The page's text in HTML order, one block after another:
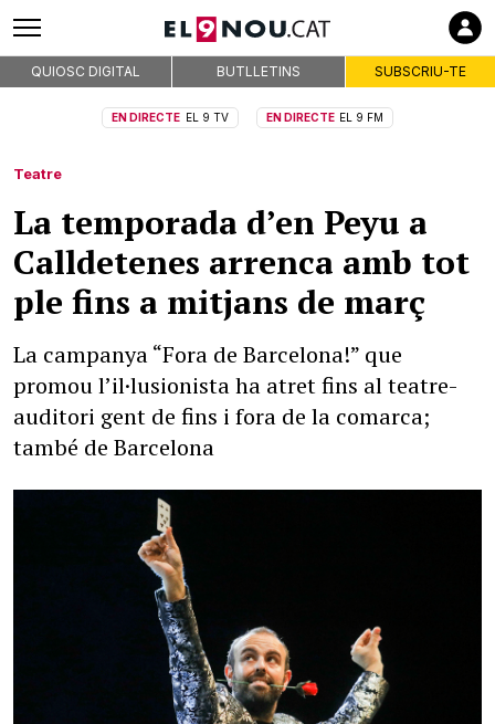
QUIOSC DIGITAL BUTLLETINS SUBSCRIU-TE
EN DIRECTE EL 9 TV EN DIRECTE EL 9 FM
Teatre
La temporada d’en Peyu a
Calldetenes arrenca amb tot
ple fins a mitjans de març
La campanya “Fora de Barcelona!” que
promou l’il·lusionista ha atret fins al teatre-
auditori gent de fins i fora de la comarca;
també de Barcelona